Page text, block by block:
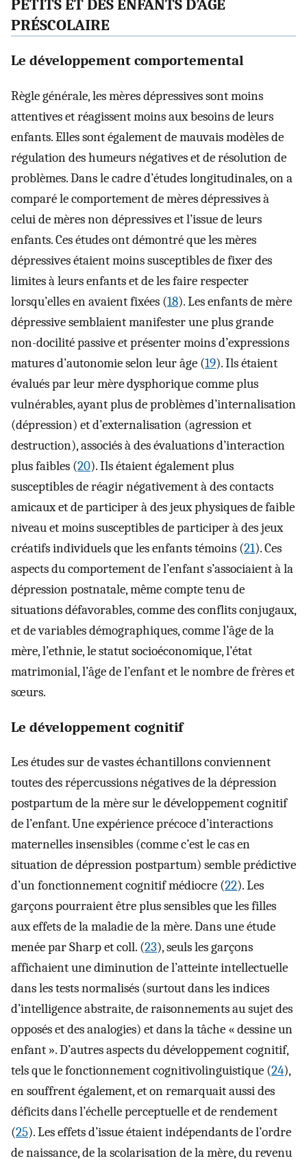
PETITS ET DES ENFANTS D’ÂGE
PRÉSCOLAIRE
Le développement comportemental
Règle générale, les mères dépressives sont moins
attentives et réagissent moins aux besoins de leurs
enfants. Elles sont également de mauvais modèles de
régulation des humeurs négatives et de résolution de
problèmes. Dans le cadre d’études longitudinales, on a
comparé le comportement de mères dépressives à
celui de mères non dépressives et l’issue de leurs
enfants. Ces études ont démontré que les mères
dépressives étaient moins susceptibles de fixer des
limites à leurs enfants et de les faire respecter
lorsqu’elles en avaient fixées (18). Les enfants de mère
dépressive semblaient manifester une plus grande
non-docilité passive et présenter moins d’expressions
matures d’autonomie selon leur âge (19). Ils étaient
évalués par leur mère dysphorique comme plus
vulnérables, ayant plus de problèmes d’internalisation
(dépression) et d’externalisation (agression et
destruction), associés à des évaluations d’interaction
plus faibles (20). Ils étaient également plus
susceptibles de réagir négativement à des contacts
amicaux et de participer à des jeux physiques de faible
niveau et moins susceptibles de participer à des jeux
créatifs individuels que les enfants témoins (21). Ces
aspects du comportement de l’enfant s’associaient à la
dépression postnatale, même compte tenu de
situations défavorables, comme des conflits conjugaux,
et de variables démographiques, comme l’âge de la
mère, l’ethnie, le statut socioéconomique, l’état
matrimonial, l’âge de l’enfant et le nombre de frères et
sœurs.
Le développement cognitif
Les études sur de vastes échantillons conviennent
toutes des répercussions négatives de la dépression
postpartum de la mère sur le développement cognitif
de l’enfant. Une expérience précoce d’interactions
maternelles insensibles (comme c’est le cas en
situation de dépression postpartum) semble prédictive
d’un fonctionnement cognitif médiocre (22). Les
garçons pourraient être plus sensibles que les filles
aux effets de la maladie de la mère. Dans une étude
menée par Sharp et coll. (23), seuls les garçons
affichaient une diminution de l’atteinte intellectuelle
dans les tests normalisés (surtout dans les indices
d’intelligence abstraite, de raisonnements au sujet des
opposés et des analogies) et dans la tâche « dessine un
enfant ». D’autres aspects du développement cognitif,
tels que le fonctionnement cognitivolinguistique (24),
en souffrent également, et on remarquait aussi des
déficits dans l’échelle perceptuelle et de rendement
(25). Les effets d’issue étaient indépendants de l’ordre
de naissance, de la scolarisation de la mère, du revenu